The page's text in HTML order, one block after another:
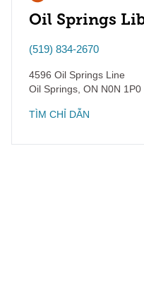
Oil Springs
(519) 834-2670
4596 Oil Springs Line
Oil Springs ON N0N 1P0
TÌM CHỈ DẪN